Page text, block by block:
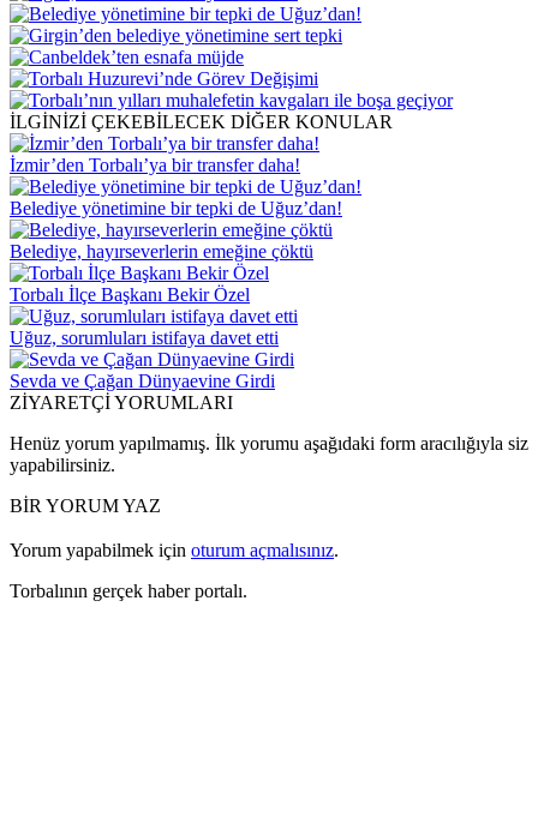
İLGİNİZİ ÇEKEBİLECEK DİĞER KONULAR
İzmir’den Torbalı’ya bir transfer daha!
Belediye yönetimine bir tepki de Uğuz’dan!
Belediye, hayırseverlerin emeğine çöktü
Torbalı İlçe Başkanı Bekir Özel
Uğuz, sorumluları istifaya davet etti
Sevda ve Çağan Dünyaevine Girdi
ZİYARETÇİ YORUMLARI
Henüz yorum yapılmamış. İlk yorumu aşağıdaki form aracılığıyla siz
yapabilirsiniz.
BİR YORUM YAZ
Yorum yapabilmek için oturum açmalısınız.
Torbalının gerçek haber portalı.